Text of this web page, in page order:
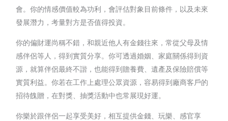
會。你的情感價值較為功利，會評估對象目前條件，以及未來
發展潛力，考量對方是否值得投資。
你的偏財運尚稱不錯，和親近他人有金錢往來，常從父母及情
感伴侶等人，得到實質分享。你可透過婚姻、家庭關係得到資
源，就算伴侶最終不諧，也能得到贍養費、遺產及保險賠償等
實質利益。你若在工作上處理公眾資源，容易得到廠商客戶的
招待餽贈，在對獎、抽獎活動中也常展現好運。
你樂於跟伴侶一起享受美好，相互提供金錢、玩樂、感官享